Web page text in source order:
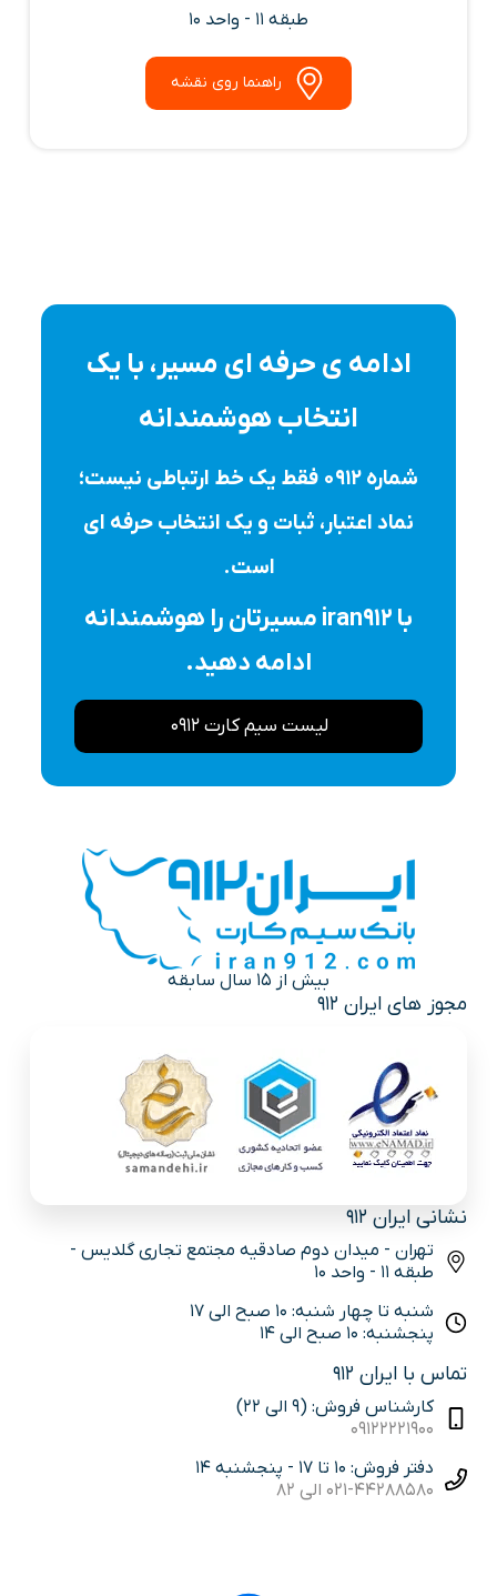
طبقه 11 - واحد 10
راهنما روی نقشه
ادامه ی حرفه ای مسیر، با یک
انتخاب هوشمندانه
شماره ۰۹۱۲ فقط یک خط ارتباطی نیست؛
نماد اعتبار، ثبات و یک انتخاب حرفه ای
است.
با iran912 مسیرتان را هوشمندانه
ادامه دهید.
لیست سیم کارت 0912
بیش از 15 سال سابقه
نشانی ایران 912
تهران - میدان دوم صادقیه مجتمع تجاری گلدیس -
طبقه 11 - واحد 10
شنبه تا چهار شنبه: 10 صبح الی 17
پنجشنبه: 10 صبح الی 14
تماس با ایران 912
کارشناس فروش: (9 الی 22)
09122221900
دفتر فروش: 10 تا 17 - پنجشنبه 14
021-44288580 الی 82
مجوز های ایران 912